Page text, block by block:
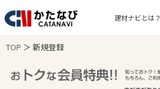
建材ナビとは？
TOP ＞ 新規登録